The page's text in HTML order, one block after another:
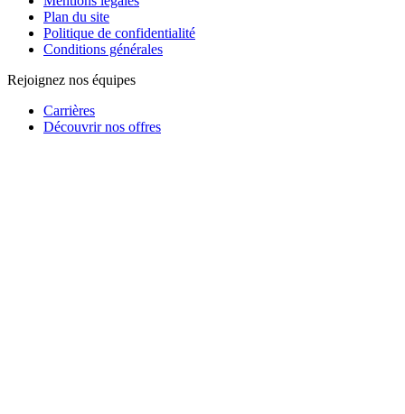
Plan du site
Politique de confidentialité
Conditions générales
Rejoignez nos équipes
Carrières
Découvrir nos offres